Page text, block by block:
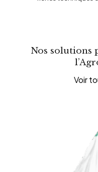
Nos solutions
Voir